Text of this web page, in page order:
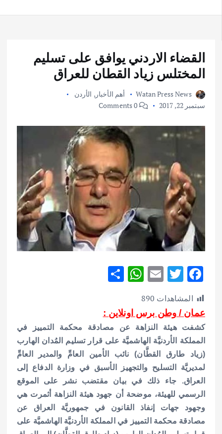
القضاء الاردني يوافق على تسليم
المختلس زياد القطان للعراق
Watan Press News أهم الأخبار, الأردن
سبتمبر 22, 2017
F
ac
e
b
o
o
k
T
w
it
te
r
E
ai
l
W
at
s
A
p
p
ar
e
المشاهدات 890
عمان / وطن برس اونلاين :
كشفت هيئة النزاهة عن مصادقة محكمة التمييز في
المملكة الأردنيَّة الهاشميَّة على قرار تسليم المُدان الهارب
(زياد طارق القطَّان) نائب الأمين العامِّ والمدير العامِّ
لمديريَّة التسليح والتجهيز الأسبق في وزارة الدفاع إلى
العراق. جاء ذلك في بيان مقتضب نشر على الموقع
الرسمي للهيئة، موضحة أن جهود هيئة النزاهة أثمرت هي
وجهود جهات إنفاذ القانون في جمهوريَّة العراق عن
مصادقة محكمة التمييز في المملكة الأردنيَّة الهاشميَّة على